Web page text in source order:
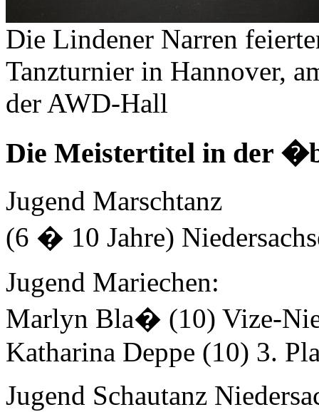
Die Lindener Narren
Tanzturnier in Hannover,
der AWD-Hall
Die Meistertitel in der
Jugend Marschtanz
(6 � 10 Jahre)
Jugend Mariechen:
Marlyn Bla� (10) Vize-
Katharina Deppe (10) 3.
Jugend Schautanz